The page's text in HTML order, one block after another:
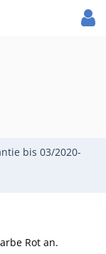
bis 03/2020-
Rot an.